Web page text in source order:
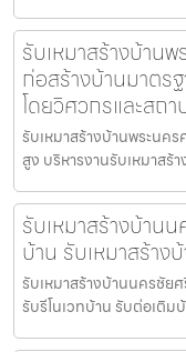
รับเหมาสร้างบ้าน
ก่อสร้างบ้านมาตร
โดยวิศวกรและสถ
รับเหมาสร้างบ้านพระนค
สูง บริหารงานรับเหมาสร้
รับเหมาสร้างบ้าน
บ้าน รับเหมาสร้าง
รับเหมาสร้างบ้านนครชัย
รับรีโนเวทบ้าน รับต่อเติม